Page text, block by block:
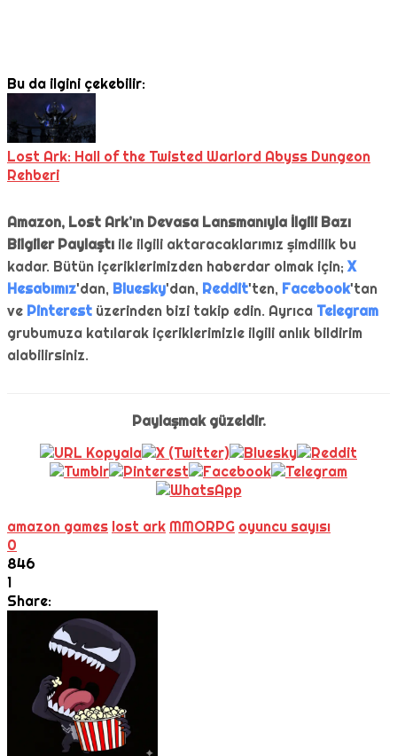
Bu da ilgini çekebilir:
Lost Ark: Hall of the Twisted Warlord Abyss Dungeon
Rehberi
Amazon, Lost Ark’ın Devasa Lansmanıyla İlgili Bazı
Bilgiler Paylaştı ile ilgili aktaracaklarımız şimdilik bu
kadar. Bütün içeriklerimizden haberdar olmak için; X
Hesabımız'dan, Bluesky'dan, Reddit'ten, Facebook'tan
ve Pinterest üzerinden bizi takip edin. Ayrıca Telegram
grubumuza katılarak içeriklerimizle ilgili anlık bildirim
alabilirsiniz.
Paylaşmak güzeldir.
amazon games lost ark MMORPG oyuncu sayısı
0
846
1
Share: